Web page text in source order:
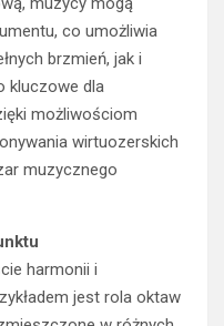
brzmień, jak i
kluczowe dla
możliwościom
wirtuozerskich
muzycznego
jest rola oktaw
w różnych
a dodanie oktaw